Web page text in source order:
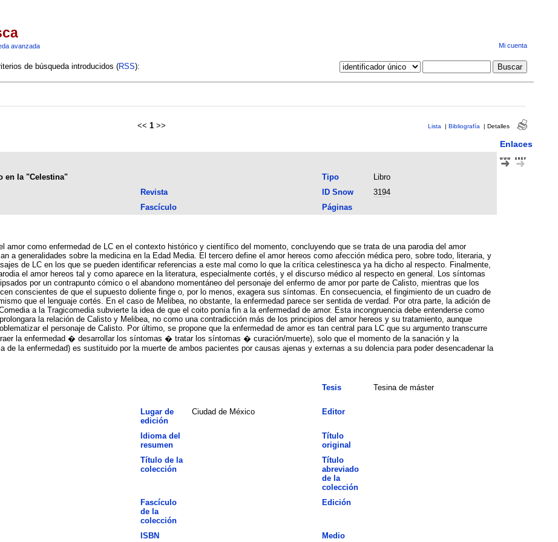
avanzada Mi cuenta
de búsqueda introducidos (RSS):
<< 1 >> Lista | Bibliografía | Detalles
Enlaces
en la "Celestina" Tipo
Libro
Revista ID Snow
3194
Fascículo
Páginas
amor como enfermedad de LC en el contexto histórico y científico del momento, concluyendo que se trata de una parodia del amor
a generalidades sobre la medicina en la Edad Media. El tercero define el amor hereos como afección médica pero, sobre todo, literaria, y
de LC en los que se pueden identificar referencias a este mal como lo que la crítica celestinesca ya ha dicho al respecto. Finalmente,
el amor hereos tal y como aparece en la literatura, especialmente cortés, y el discurso médico al respecto en general. Los síntomas
por un contrapunto cómico o el abandono momentáneo del personaje del enfermo de amor por parte de Calisto, mientras que los
conscientes de que el supuesto doliente finge o, por lo menos, exagera sus síntomas. En consecuencia, el fingimiento de un cuadro de
que el lenguaje cortés. En el caso de Melibea, no obstante, la enfermedad parece ser sentida de verdad. Por otra parte, la adición de
a la Tragicomedia subvierte la idea de que el coito ponía fin a la enfermedad de amor. Esta incongruencia debe entenderse como
la relación de Calisto y Melibea, no como una contradicción más de los principios del amor hereos y su tratamiento, aunque
el personaje de Calisto. Por último, se propone que la enfermedad de amor es tan central para LC que su argumento transcurre
la enfermedad � desarrollar los síntomas � tratar los síntomas � curación/muerte), solo que el momento de la sanación y la
de la enfermedad) es sustituido por la muerte de ambos pacientes por causas ajenas y externas a su dolencia para poder desencadenar la
Tesis Tesina de máster
Lugar de
edición
Ciudad de México Editor
Idioma del
resumen
Título
original
Título de la
colección
Título
abreviado
de la
colección
Fascículo
de la
colección
Edición
ISBN Medio